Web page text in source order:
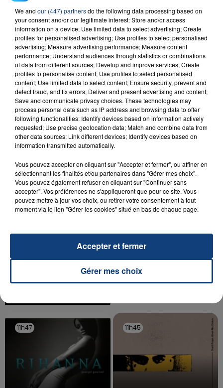
FIL D'ACTU
23 juillet 2026
INCENDIE MORTEL À LENS : UNE FEMME ET
SON BÉBÉ ENTRE LA VIE ET LA...
Un homme s'est immolé par le feu après avoir
aspergé sa compagne et leur bébé de trois mois
d'un liquide inflammable.
UNE ADOLESCENTE DEVANT SE FAIRE
OPÉRER DE LA CHEVILLE RESSORT DE LA...
La famille a porté plainte contre la clinique qui a
reconnu sa responsabilité et présenté ses
11h47
11h47 11h45
11h45
We and our (447) partnersdo the following data processing based on
your consent and/or our legitimate interest: Store and/or access
information on a device; Use limited data to select advertising; Create
profiles for personalised advertising; Use profiles to select personalised
advertising; Measure advertising performance; Measure content
performance; Understand audiences through statistics or combinations
of data from different sources; Develop and improve services; Create
profiles to personalise content; Use profiles to select personalised
content; Use limited data to select content; Ensure security, prevent and
detect fraud, and fix errors; Deliver and present advertising and content;
Save and communicate privacy choices. These technologies may
process personal data such as IP address and browsing data to offer
following functionalities: Identify devices based on information actively
requested; Use precise geolocation data; Match and combine data from
other data sources; Link different devices; Identify devices based on
information transmitted automatically.
Vous pouvez accepter en cliquant sur "Accepter et fermer", ou affiner en
sélectionnant les finalités et/ou partenaires dans "Gérer mes choix".
Vous pouvez également refuser en cliquant sur "Continuer sans
accepter". Vos préférences ne s'appliqueront que pour ce site. Vous
pouvez mettre à jour vos choix, ou retirer votre consentement à tout
moment via le lien "Gérer les cookies" situé en bas de chaque page.
Gérer mes choix
Accepter et fermer